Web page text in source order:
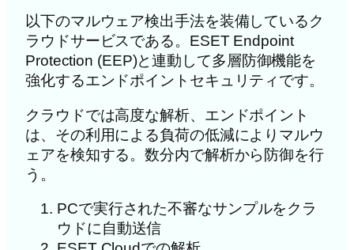
以下のマルウェア検出手法を装備しているク
ラウドサービスである。ESET Endpoint
Protection (EEP)と連動して多層防御機能を
強化するエンドポイントセキュリティです。
クラウドでは高度な解析、エンドポイント
は、その利用による負荷の低減によりマルウ
ェアを検知する。数分内で解析から防御を行
う。
PCで実行された不審なサンプルをクラ
ウドに自動送信